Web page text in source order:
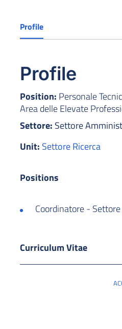
Profile
Profile
Position: Personale
Area delle Elevate
Settore: Settore
Unit: Settore Ricerca
Positions
Coordinatore -
Curriculum Vitae